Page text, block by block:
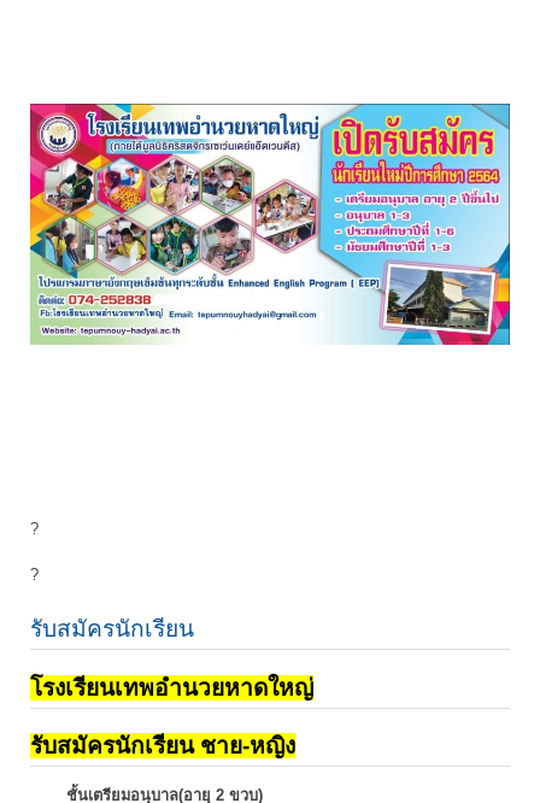
?
?
รับสมัครนักเรียน
โรงเรียนเทพอำนวยหาดใหญ่
รับสมัครนักเรียน ชาย-หญิง
ชั้นเตรียมอนุบาล(อายุ 2 ขวบ)